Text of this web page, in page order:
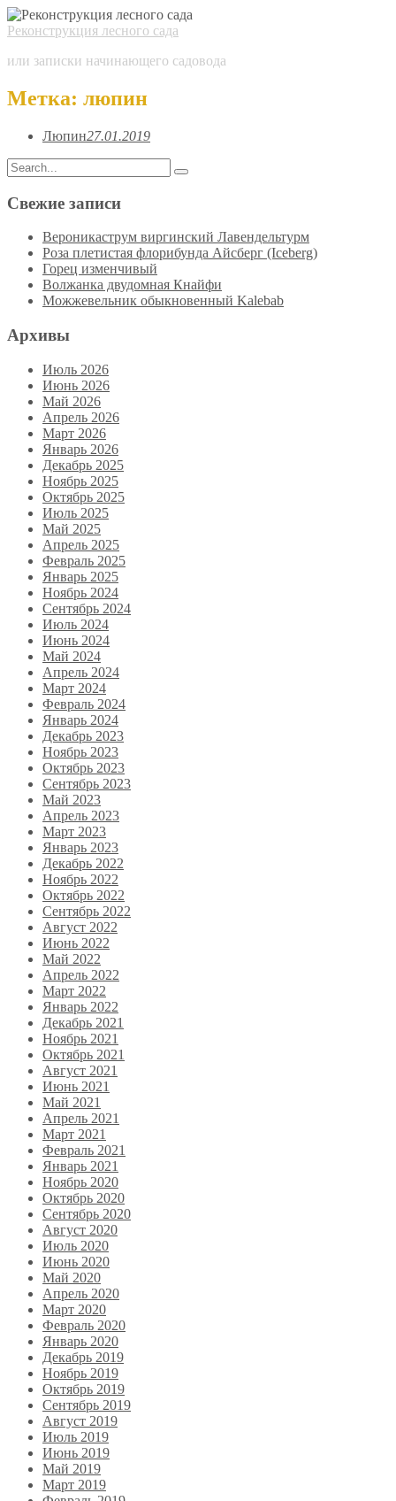
Реконструкция лесного сада
или записки начинающего садовода
Метка: люпин
Люпин27.01.2019
Search
for:
Search
Свежие записи
Вероникаструм виргинский Лавендельтурм
Роза плетистая флорибунда Айсберг (Iceberg)
Горец изменчивый
Волжанка двудомная Кнайфи
Можжевельник обыкновенный Kalebab
Архивы
Июль 2026
Июнь 2026
Май 2026
Апрель 2026
Март 2026
Январь 2026
Декабрь 2025
Ноябрь 2025
Октябрь 2025
Июль 2025
Май 2025
Апрель 2025
Февраль 2025
Январь 2025
Ноябрь 2024
Сентябрь 2024
Июль 2024
Июнь 2024
Май 2024
Апрель 2024
Март 2024
Февраль 2024
Январь 2024
Декабрь 2023
Ноябрь 2023
Октябрь 2023
Сентябрь 2023
Май 2023
Апрель 2023
Март 2023
Январь 2023
Декабрь 2022
Ноябрь 2022
Октябрь 2022
Сентябрь 2022
Август 2022
Июнь 2022
Май 2022
Апрель 2022
Март 2022
Январь 2022
Декабрь 2021
Ноябрь 2021
Октябрь 2021
Август 2021
Июнь 2021
Май 2021
Апрель 2021
Март 2021
Февраль 2021
Январь 2021
Ноябрь 2020
Октябрь 2020
Сентябрь 2020
Август 2020
Июль 2020
Июнь 2020
Май 2020
Апрель 2020
Март 2020
Февраль 2020
Январь 2020
Декабрь 2019
Ноябрь 2019
Октябрь 2019
Сентябрь 2019
Август 2019
Июль 2019
Июнь 2019
Май 2019
Март 2019